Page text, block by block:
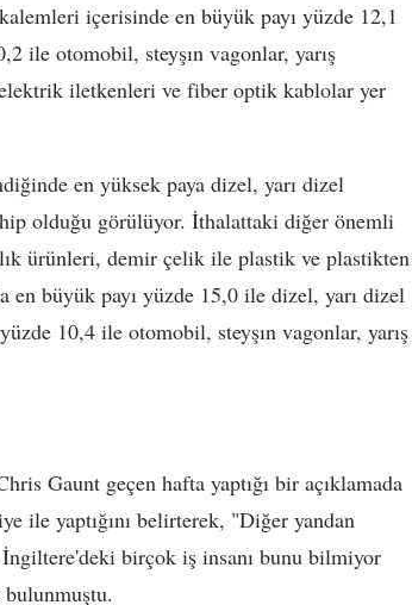
içerisinde en büyük payı yüzde 12,1
ile otomobil, steyşın vagonlar, yarış
iletkenleri ve fiber optik kablolar yer
en yüksek paya dizel, yarı dizel
olduğu görülüyor. İthalattaki diğer önemli
ürünleri, demir çelik ile plastik ve plastikten
en büyük payı yüzde 15,0 ile dizel, yarı dizel
10,4 ile otomobil, steyşın vagonlar, yarış
Gaunt geçen hafta yaptığı bir açıklamada
ile yaptığını belirterek, "Diğer yandan
birçok iş insanı bunu bilmiyor